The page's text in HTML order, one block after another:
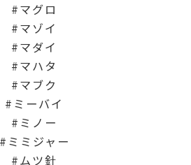
マグロ
マゾイ
マダイ
マハタ
マブク
ミーバイ
ミノー
ミミジャー
ムツ針